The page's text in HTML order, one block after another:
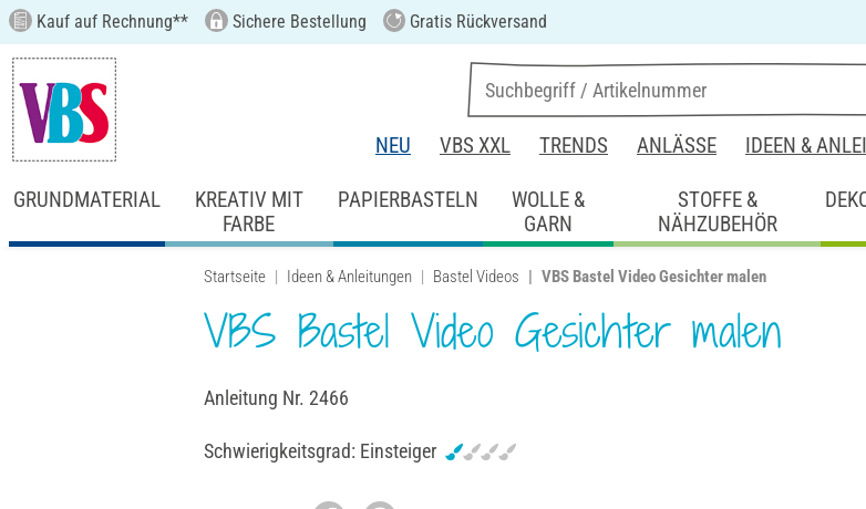
Kauf auf Rechnung** Sichere Bestellung Gratis Rückversand
NEU VBS XXL TRENDS ANLÄSSE IDEEN &
GRUNDMATERIAL
KREATIV MIT
FARBE
PAPIERBASTELN
WOLLE &
GARN
STOFFE &
NÄHZUBEHÖR
Startseite Ideen & Anleitungen Bastel Videos VBS Bastel Video Gesichter malen
VBS Bastel Video Gesichter malen
Anleitung Nr. 2466
Schwierigkeitsgrad: Einsteiger